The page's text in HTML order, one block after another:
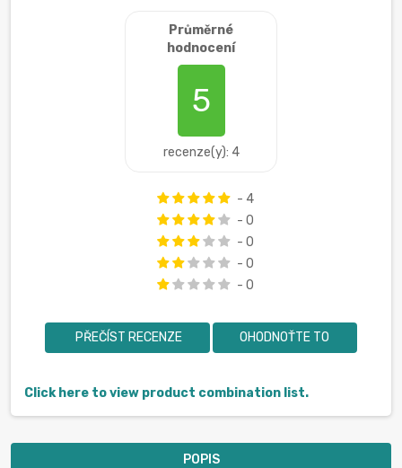
Průměrné
hodnocení
5
recenze(y): 4
- 4
- 0
- 0
- 0
- 0
PŘEČÍST RECENZE OHODNOŤTE TO
Click here to view product combination list.
POPIS